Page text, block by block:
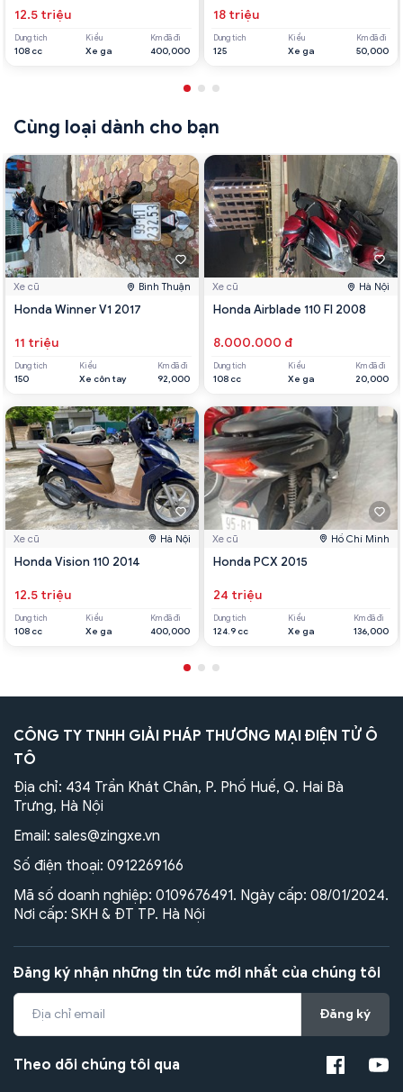
12.5 triệu
Dung tích
108 cc
Kiểu
Xe ga
Km đã đi
400,000
18 triệu
Dung tích
125
Kiểu
Xe ga
Km đã đi
50,000
Cùng loại dành cho bạn
Xe cũ Bình Thuận
Honda Winner V1 2017
11 triệu
Dung tích
150
Kiểu
Xe côn tay
Km đã đi
92,000
Xe cũ Hà Nội
Honda Vision 110 2014
12.5 triệu
Dung tích
108 cc
Kiểu
Xe ga
Km đã đi
400,000
Xe cũ Hà Nội
Honda Airblade 110 FI 2008
8.000.000 đ
Dung tích
108 cc
Kiểu
Xe ga
Km đã đi
20,000
Xe cũ Hồ Chí Minh
Honda PCX 2015
24 triệu
Dung tích
124.9 cc
Kiểu
Xe ga
Km đã đi
136,000
CÔNG TY TNHH GIẢI PHÁP THƯƠNG MẠI ĐIỆN TỬ Ô
TÔ
Địa chỉ: 434 Trần Khát Chân, P. Phố Huế, Q. Hai Bà
Trưng, Hà Nội
Email: sales@zingxe.vn
Số điện thoại: 0912269166
Mã số doanh nghiệp: 0109676491. Ngày cấp: 08/01/2024.
Nơi cấp: SKH & ĐT TP. Hà Nội
Đăng ký nhận những tin tức mới nhất của chúng tôi
Đăng ký
Theo dõi chúng tôi qua